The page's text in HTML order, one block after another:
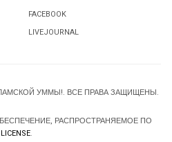
FACEBOOK
LIVEJOURNAL
УММЫ!. ВСЕ ПРАВА ЗАЩИЩЕНЫ.
РАСПРОСТРАНЯЕМОЕ ПО
.